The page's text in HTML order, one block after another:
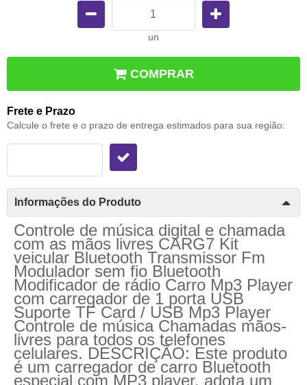
un
COMPRAR
Frete e Prazo
Calcule o frete e o prazo de entrega estimados para sua região:
Informações do Produto
Controle de música digital e chamada
com as mãos livres CARG7 Kit
veicular Bluetooth Transmissor Fm
Modulador sem fio Bluetooth
Modificador de rádio Carro Mp3 Player
com carregador de 1 porta USB
Suporte TF Card / USB Mp3 Player
Controle de música Chamadas mãos-
livres para todos os telefones
celulares. DESCRIÇÃO: Este produto
é um carregador de carro Bluetooth
especial com MP3 player, adota um